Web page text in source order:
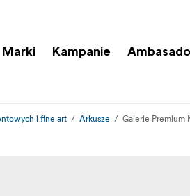
Marki Kampanie
i fine art Arkusze Galerie Premium